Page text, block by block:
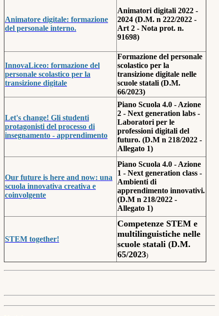
Animatore digitale: formazione
del personale interno.
Animatori digitali 2022 -
2024 (D.M. n 222/2022 -
Art 2 - Nota prot. n.
91698)
InnovaLiceo: formazione del
personale scolastico per la
transizione digitale
Formazione del personale
scolastico per la
transizione digitale nelle
scuole statali (D.M.
66/2023)
Let's change! Gli studenti
protagonisti del processo di
insegnamento - apprendimento
Piano Scuola 4.0 - Azione
2 - Next generation labs -
Laboratori per le
professioni digitali del
futuro. (D.M n 218/2022 -
Allegato 1)
Our future is here and now: una
scuola innovativa creativa e
coinvolgente
Piano Scuola 4.0 - Azione
1 - Next generation class -
Ambienti di
apprendimento innovativi.
(D.M n 218/2022 -
Allegato 1)
STEM together!
Competenze STEM e
multilinguistiche nelle
scuole statali (D.M.
65/2023)